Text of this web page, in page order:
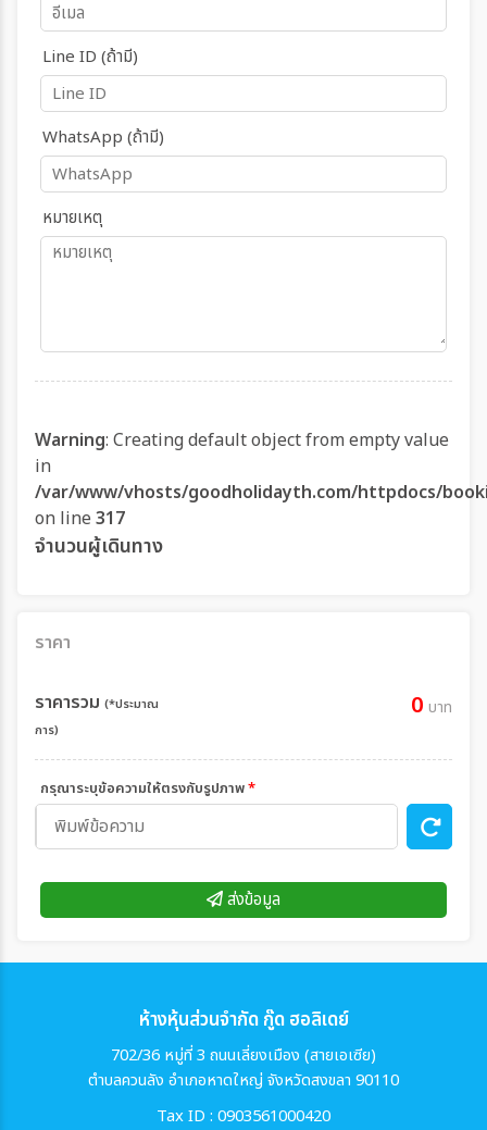
Line ID (ถ้ามี)
WhatsApp (ถ้ามี)
หมายเหตุ
Warning: Creating default object from empty value
in
/var/www/vhosts/goodholidayth.com/httpdocs/
on line 317
จำนวนผู้เดินทาง
ราคา
ราคารวม (*ประมาณ
การ)
0 บาท
กรุณาระบุข้อความให้ตรงกับรูปภาพ*
ส่งข้อมูล
ห้างหุ้นส่วนจำกัด กู๊ด ฮอลิเดย์
702/36 หมู่ที่ 3 ถนนเลี่ยงเมือง (สายเอเซีย)
ตำบลควนลัง อำเภอหาดใหญ่ จังหวัดสงขลา 90110
Tax ID : 0903561000420